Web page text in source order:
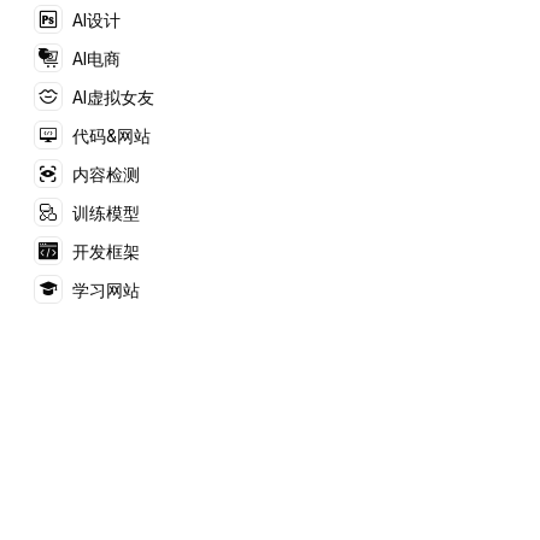
AI设计
AI电商
AI虚拟女友
代码&网站
内容检测
训练模型
开发框架
学习网站